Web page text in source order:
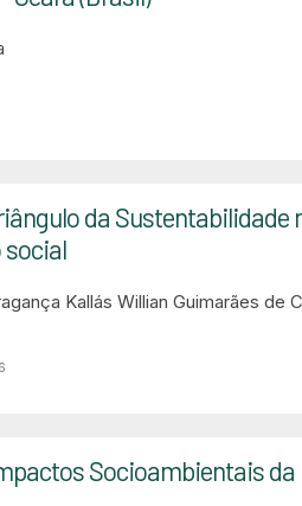
da
Kallás Willian Guimarães de
Socioambientais